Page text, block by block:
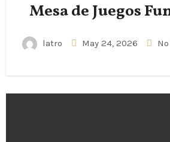
Mesa de Juegos
latro May 24, 2026